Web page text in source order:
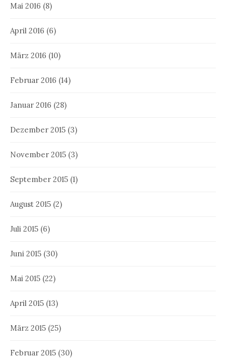
Mai 2016 (8)
April 2016 (6)
März 2016 (10)
Februar 2016 (14)
Januar 2016 (28)
Dezember 2015 (3)
November 2015 (3)
September 2015 (1)
August 2015 (2)
Juli 2015 (6)
Juni 2015 (30)
Mai 2015 (22)
April 2015 (13)
März 2015 (25)
Februar 2015 (30)